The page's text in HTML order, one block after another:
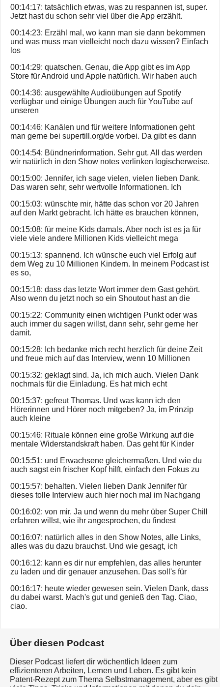
00:14:17: tatsächlich etwas, was zu respannen ist, super.
Jetzt hast du schon sehr viel über die App erzählt.
00:14:23: Erzähl mal, wo kann man sie dann bekommen
und was muss man vielleicht noch dazu wissen? Einfach
los
00:14:29: quatschen. Genau, die App gibt es im App
Store für Android und Apple natürlich. Wir haben auch
00:14:36: ausgewählte Audioübungen auf Spotify
verfügbar und einige Übungen auch für YouTube auf
unseren
00:14:46: Kanälen und für weitere Informationen geht
man gerne bei supertill.org/de vorbei. Da gibt es dann
00:14:54: Bündnerinformation. Sehr gut. All das werden
wir natürlich in den Show notes verlinken logischerweise.
00:15:00: Jennifer, ich sage vielen, vielen lieben Dank.
Das waren sehr, sehr wertvolle Informationen. Ich
00:15:03: wünschte mir, hätte das schon vor 20 Jahren
auf den Markt gebracht. Ich hätte es brauchen können,
00:15:08: für meine Kids damals. Aber noch ist es ja für
viele viele andere Millionen Kids vielleicht mega
00:15:13: spannend. Ich wünsche euch viel Erfolg auf
dem Weg zu 10 Millionen Kindern. In meinem Podcast ist
es so,
00:15:18: dass das letzte Wort immer dem Gast gehört.
Also wenn du jetzt noch so ein Shoutout hast an die
00:15:22: Community einen wichtigen Punkt oder was
auch immer du sagen willst, dann sehr, sehr gerne her
damit.
00:15:28: Ich bedanke mich recht herzlich für deine Zeit
und freue mich auf das Interview, wenn 10 Millionen
00:15:32: geklagt sind. Ja, ich mich auch. Vielen Dank
nochmals für die Einladung. Es hat mich echt
00:15:37: gefreut Thomas. Und was kann ich den
Hörerinnen und Hörer noch mitgeben? Ja, im Prinzip
auch kleine
00:15:46: Rituale können eine große Wirkung auf die
mentale Widerstandskraft haben. Das geht für Kinder
00:15:51: und Erwachsene gleichermaßen. Und wie du
auch sagst ein frischer Kopf hilft, einfach den Fokus zu
00:15:57: behalten. Vielen lieben Dank Jennifer für
dieses tolle Interview auch hier noch mal im Nachgang
00:16:02: von mir. Ja und wenn du mehr über Super Chill
erfahren willst, wie ihr angesprochen, du findest
00:16:07: natürlich alles in den Show Notes, alle Links,
alles was du dazu brauchst. Und wie gesagt, ich
00:16:12: kann es dir nur empfehlen, das alles herunter
zu laden und dir genauer anzusehen. Das soll's für
00:16:17: heute wieder gewesen sein. Vielen Dank, dass
du dabei warst. Mach's gut und genieß den Tag. Ciao,
ciao.
Über diesen Podcast
Dieser Podcast liefert dir wöchentlich Ideen zum
effizienteren Arbeiten, Lernen und Leben. Es gibt kein
Patent-Rezept zum Thema Selbstmanagement, aber es gibt